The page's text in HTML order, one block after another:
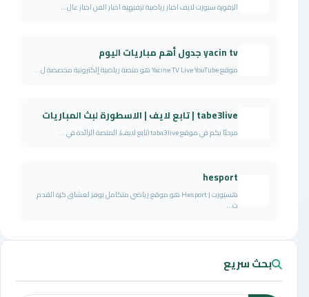
الزقورة سبورت لايف اخبار رياضية ترفيهية اخبار الفن اخبار عال...
yacin tv جدول أهم مباريات اليوم
موقع Yacine TV Live YouTube هو منصة رياضية إلكترونية مخصصة ل...
tabe3live | تابع لايف | الاسطورة لبث المباريات
مرحبًا بكم في موقع taba3live (تابع لايف)، المنصة الرائدة في ...
hesport
هسبورت | Hesport هو موقع رياضي متكامل يوفر لعشاق كرة القدم
ت...
بحث سريع